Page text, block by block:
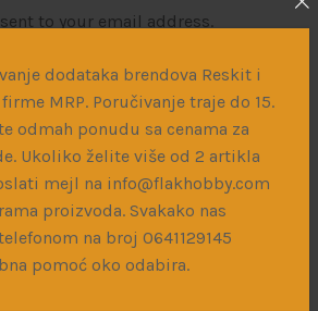
dodataka brendova Reskit i
MRP. Poručivanje traje do 15.
odmah ponudu sa cenama za
Ukoliko želite više od 2 artikla
mejl na info@flakhobby.com
proizvoda. Svakako nas
na broj 0641129145
pomoć oko odabira.
to your email address.
will be used to support your
this website, to manage access to
other purposes described in our